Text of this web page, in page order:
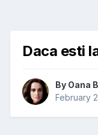
Daca esti
By Oana
February